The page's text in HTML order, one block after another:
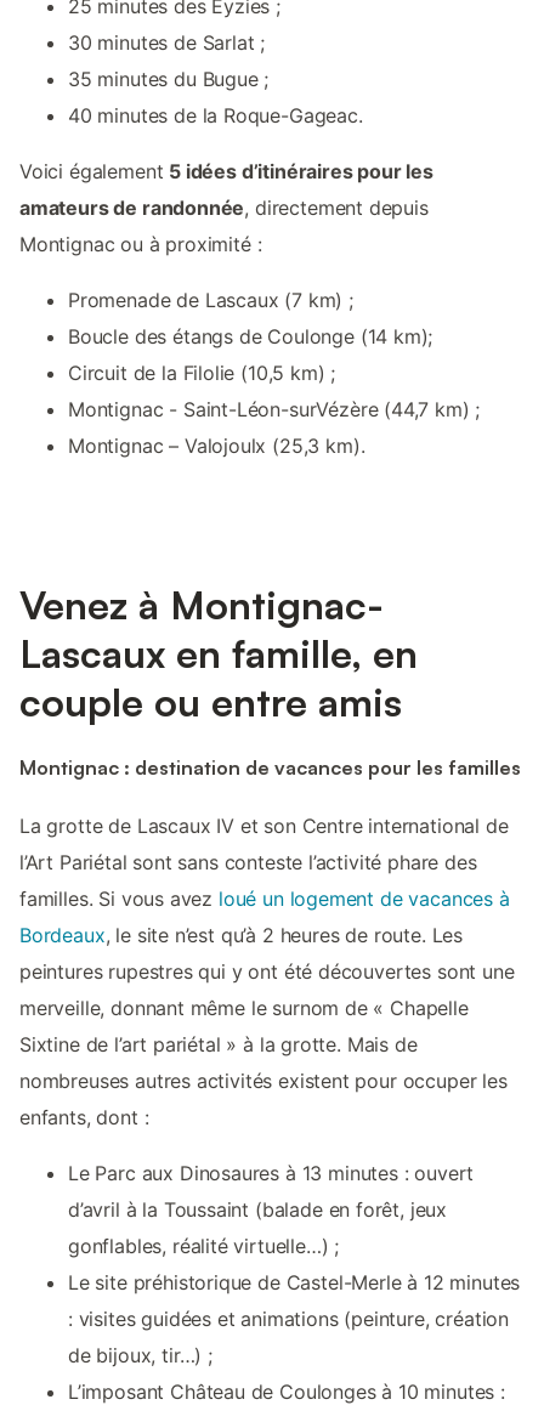
25 minutes des Eyzies ;
30 minutes de Sarlat ;
35 minutes du Bugue ;
40 minutes de la Roque-Gageac.
Voici également 5 idées d’itinéraires pour les
amateurs de randonnée, directement depuis
Montignac ou à proximité :
Promenade de Lascaux (7 km) ;
Boucle des étangs de Coulonge (14 km);
Circuit de la Filolie (10,5 km) ;
Montignac - Saint-Léon-surVézère (44,7 km) ;
Montignac – Valojoulx (25,3 km).
Venez à Montignac-
Lascaux en famille, en
couple ou entre amis
Montignac : destination de vacances pour les familles
La grotte de Lascaux IV et son Centre international de
l’Art Pariétal sont sans conteste l’activité phare des
familles. Si vous avez loué un logement de vacances à
Bordeaux, le site n’est qu’à 2 heures de route. Les
peintures rupestres qui y ont été découvertes sont une
merveille, donnant même le surnom de « Chapelle
Sixtine de l’art pariétal » à la grotte. Mais de
nombreuses autres activités existent pour occuper les
enfants, dont :
Le Parc aux Dinosaures à 13 minutes : ouvert
d’avril à la Toussaint (balade en forêt, jeux
gonflables, réalité virtuelle…) ;
Le site préhistorique de Castel-Merle à 12 minutes
: visites guidées et animations (peinture, création
de bijoux, tir…) ;
L’imposant Château de Coulonges à 10 minutes :